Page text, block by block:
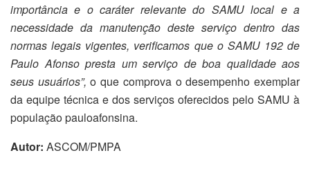
importância e o caráter relevante do SAMU local e a
necessidade da manutenção deste serviço dentro das
normas legais vigentes, verificamos que o SAMU 192 de
Paulo Afonso presta um serviço de boa qualidade aos
seus usuários”,o que comprova o desempenho exemplar
da equipe técnica e dos serviços oferecidos pelo SAMU à
população pauloafonsina.
Autor: ASCOM/PMPA